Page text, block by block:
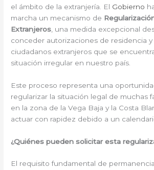
el ámbito de la extranjería. El Gobierno
marcha un mecanismo de
Extranjeros , una medida excepcional
conceder autorizaciones de residencia y
ciudadanos extranjeros que se
situación irregular en nuestro país.
Este proceso representa una
regularizar la situación legal de muchas
en la zona de la Vega Baja y la Costa
actuar con rapidez debido a un
¿Quiénes pueden solicitar esta
El requisito fundamental de